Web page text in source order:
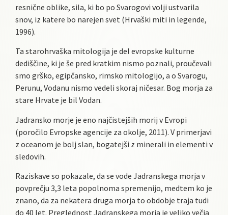
resnične oblike, sila, ki bo po Svarogovi volji ustvarila
snov, iz katere bo narejen svet (Hrvaški miti in legende,
1996).
Ta starohrvaška mitologija je del evropske kulturne
dediščine, ki je še pred kratkim nismo poznali, proučevali
smo grško, egipčansko, rimsko mitologijo, a o Svarogu,
Perunu, Vodanu nismo vedeli skoraj ničesar. Bog morja za
stare Hrvate je bil Vodan.
Jadransko morje je eno najčistejših morij v Evropi
(poročilo Evropske agencije za okolje, 2011). V primerjavi
z oceanom je bolj slan, bogatejši z minerali in elementi v
sledovih.
Raziskave so pokazale, da se vode Jadranskega morja v
povprečju 3,3 leta popolnoma spremenijo, medtem ko je
znano, da za nekatera druga morja to obdobje traja tudi
do 40 let. Preglednost Jadranskega morja je veliko večja